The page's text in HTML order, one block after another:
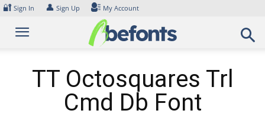
Skip
content
🔐 Sign In 👤 Sign Up My Account
TT Octosquares Trl
Cmd Db Font